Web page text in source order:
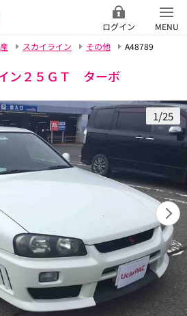
ログイン
MENU
スカイライン その他 A48789
ン２５ＧＴ ターボ
1/25